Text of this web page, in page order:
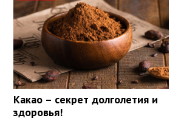
Какао – секрет долголетия и
здоровья!